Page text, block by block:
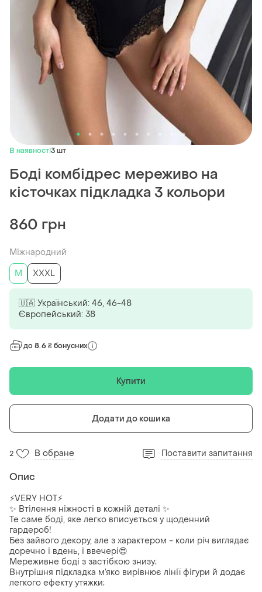
В наявності3 шт
Боді комбідрес мереживо на
кісточках підкладка 3 кольори
860 грн
Міжнародний
M
XXXL
🇺🇦 Український: 46, 46-48
Європейський: 38
до 8.6 ₴ бонусних
Купити
Додати до кошика
2 В обране Поставити запитання
Опис
⚡️VERY HOT⚡️
✨ Втілення ніжності в кожній деталі ✨
Те саме боді, яке легко вписується у щоденний
гардероб!
Без зайвого декору, але з характером - коли річ виглядає
доречно і вдень, і ввечері😍
Мереживне боді з застібкою знизу;
Внутрішня підкладка м’яко вирівнює лінії фігури й додає
легкого ефекту утяжки;